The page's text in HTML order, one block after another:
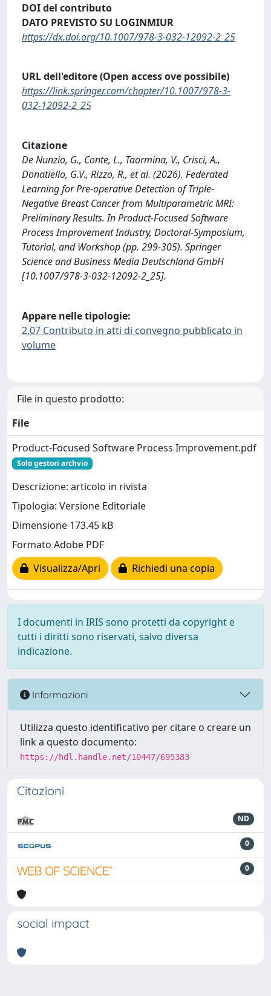
DOI del contributo
DATO PREVISTO SU LOGINMIUR
https://dx.doi.org/10.1007/978-3-032-12092-2_25
URL dell'editore (Open access ove possibile)
https://link.springer.com/chapter/10.1007/978-3-
032-12092-2_25
Citazione
De Nunzio, G., Conte, L., Taormina, V., Crisci, A.,
Donatiello, G.V., Rizzo, R., et al. (2026). Federated
Learning for Pre-operative Detection of Triple-
Negative Breast Cancer from Multiparametric MRI:
Preliminary Results. In Product-Focused Software
Process Improvement Industry, Doctoral-Symposium,
Tutorial, and Workshop (pp. 299-305). Springer
Science and Business Media Deutschland GmbH
[10.1007/978-3-032-12092-2_25].
Appare nelle tipologie:
2.07 Contributo in atti di convegno pubblicato in
volume
File in questo prodotto:
File
Product-Focused Software Process Improvement.pdf
Solo gestori archvio
Descrizione: articolo in rivista
Tipologia: Versione Editoriale
Dimensione 173.45 kB
Formato Adobe PDF
Visualizza/Apri
Richiedi una copia
I documenti in IRIS sono protetti da copyright e
tutti i diritti sono riservati, salvo diversa
indicazione.
Informazioni
Utilizza questo identificativo per citare o creare un
link a questo documento:
https://hdl.handle.net/10447/695383
Citazioni
ND
0
0
social impact